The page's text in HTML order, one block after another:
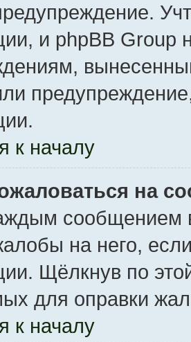
и phpBB Group
к началу
на
сообщением
на него,
Щёлкнув по
для оправки
к началу